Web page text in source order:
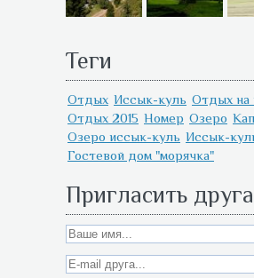
Теги
Отдых Иссык-куль Отдых на
Отдых 2015 Номер Озеро
Озеро иссык-куль Иссык-
Гостевой дом "морячка"
Пригласить друга